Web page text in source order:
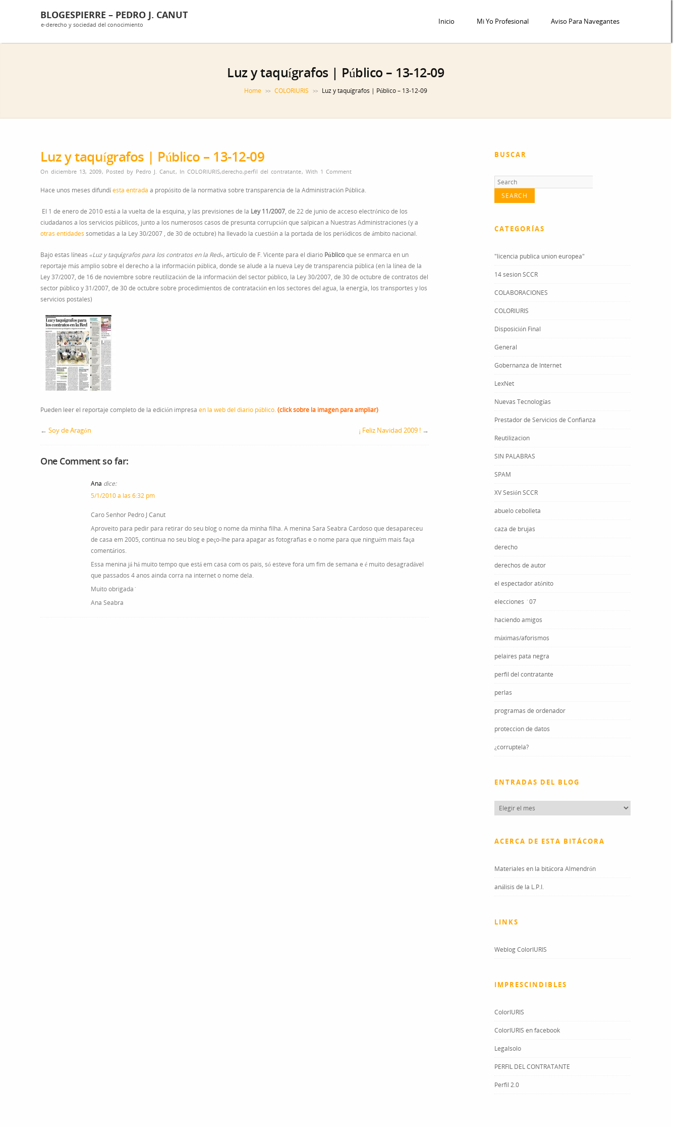
BLOGESPIERRE – PEDRO J. CANUT
e-derecho y sociedad del conocimiento Inicio Mi Yo Profesional Aviso Para Navegantes
Luz y taquígrafos | Público – 13-12-09
Home >> COLORIURIS >> Luz y taquígrafos | Público – 13-12-09
Luz y taquígrafos | Público – 13-12-09
On diciembre 13, 2009, Posted by Pedro J. Canut, In COLORIURIS,derecho,perfil del contratante, With 1 Comment
Hace unos meses difundíesta entrada a propósito de la normativa sobre transparencia de la Administración Pública.
El 1 de enero de 2010 está a la vuelta de la esquina, y las previsiones de la Ley 11/2007, de 22 de junio de acceso electrónico de los
ciudadanos a los servicios públicos, junto a los numerosos casos de presunta corrupción que salpican a Nuestras Administraciones (y a
otras entidades sometidas a la Ley 30/2007 , de 30 de octubre) ha llevado la cuestión a la portada de los periódicos de ámbito nacional.
Bajo estas líneas «Luz y taquígrafos para los contratos en la Red», artículo de F. Vicente para el diario Públicoque se enmarca en un
reportaje más amplio sobre el derecho a la información pública, donde se alude a la nueva Ley de transparencia pública (en la línea de la
Ley 37/2007, de 16 de noviembre sobre reutilización de la información del sector público, la Ley 30/2007, de 30 de octubre de contratos del
sector público y 31/2007, de 30 de octubre sobre procedimientos de contratación en los sectores del agua, la energía, los transportes y los
servicios postales)
Pueden leer el reportaje completo de la edición impresa en la web del diario público.(click sobre la imagen para ampliar)
← Soy de Aragón ¡ Feliz Navidad 2009 ! →
One Comment so far:
Ana dice:
5/1/2010 a las 6:32 pm
Caro Senhor Pedro J Canut
Aproveito para pedir para retirar do seu blog o nome da minha filha. A menina Sara Seabra Cardoso que desapareceu
de casa em 2005, continua no seu blog e peço-lhe para apagar as fotografias e o nome para que ninguém mais faça
comentários.
Essa menina já há muito tempo que está em casa com os pais, só esteve fora um fim de semana e é muito desagradável
que passados 4 anos ainda corra na internet o nome dela.
Muito obrigada´
Ana Seabra
BUSCAR
CATEGORÍAS
"licencia publica union europea"
14 sesion SCCR
COLABORACIONES
COLORIURIS
Disposición Final
General
Gobernanza de Internet
LexNet
Nuevas Tecnologías
Prestador de Servicios de Confianza
Reutilizacion
SIN PALABRAS
SPAM
XV Sesión SCCR
abuelo cebolleta
caza de brujas
derecho
derechos de autor
el espectador atónito
elecciones ´07
haciendo amigos
máximas/aforismos
pelaires pata negra
perfil del contratante
perlas
programas de ordenador
proteccion de datos
¿corruptela?
ENTRADAS DEL BLOG
Entradas
del
ACERCA DE ESTA BITÁCORA
Materiales en la bitácora Almendrón
análisis de la L.P.I.
LINKS
Weblog ColorIURIS
IMPRESCINDIBLES
ColorIURIS
ColorIURIS en facebook
Legalsolo
PERFIL DEL CONTRATANTE
Perfil 2.0